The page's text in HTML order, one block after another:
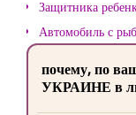
Защитника
Автомобиль с
почему, по
УКРАИНЕ в